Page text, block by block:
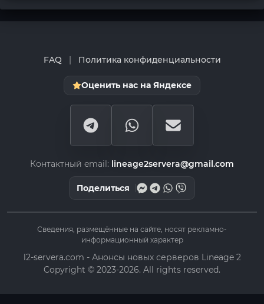
FAQ | Политика конфиденциальности
Оценить нас на Яндексе
Контактный email: lineage2servera@gmail.com
Поделиться
Сведения, размещённые на сайте, носят рекламно-
информационный характер
l2-servera.com - Анонсы новых серверов Lineage 2
Copyright © 2023-2026. All rights reserved.